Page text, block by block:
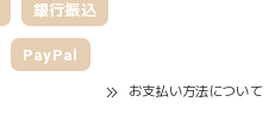
銀行振込
PayPal
お支払い方法について